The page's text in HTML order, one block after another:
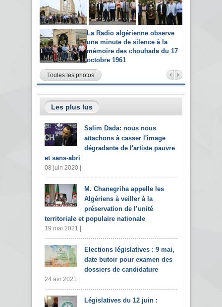
La Radio algérienne observe
une minute de silence à la
mémoire des chouhada du 17
octobre 1961
Toutes les photos
Les plus lus
Salim Dada: nous nous
attachons à casser l'image
dégradante de l'artiste pauvre
et sans-abri
08 juin 2020 |
M. Chanegriha appelle les
Algériens à veiller à la
préservation de l’unité
territoriale et populaire nationale
19 mai 2021 |
Elections législatives : 9 mai,
date butoir pour examen des
dossiers de candidature
24 avr 2021 |
Législatives du 12 juin :